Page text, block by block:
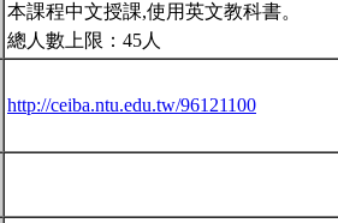
本課程中文授課,使用英文教科書。
總人數上限：45人
http://ceiba.ntu.edu.tw/96121100